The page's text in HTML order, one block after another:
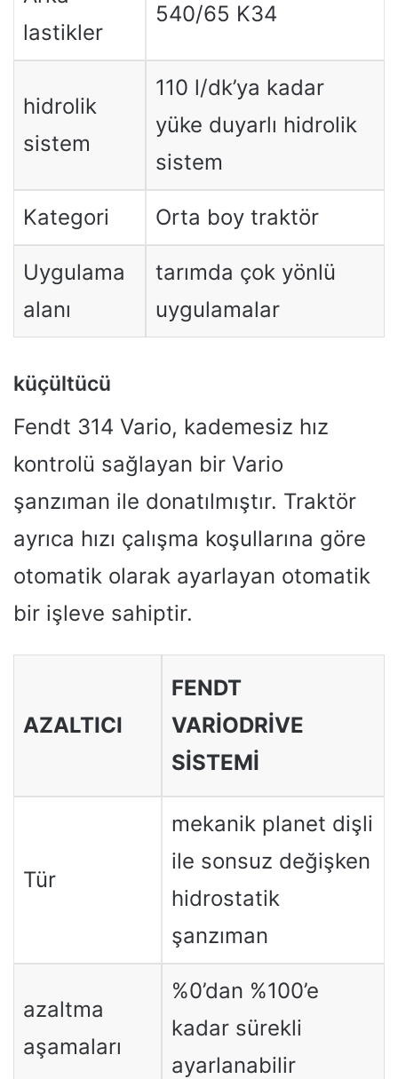
lastikler
540/65 K34
hidrolik
sistem
110 l/dk’ya kadar
yüke duyarlı hidrolik
sistem
Kategori Orta boy traktör
Uygulama
alanı
tarımda çok yönlü
uygulamalar
küçültücü
Fendt 314 Vario, kademesiz hız
kontrolü sağlayan bir Vario
şanzıman ile donatılmıştır. Traktör
ayrıca hızı çalışma koşullarına göre
otomatik olarak ayarlayan otomatik
bir işleve sahiptir.
AZALTICI
FENDT
VARIODRIVE
SISTEMI
Tür
mekanik planet dişli
ile sonsuz değişken
hidrostatik
şanzıman
azaltma
aşamaları
%0’dan %100’e
kadar sürekli
ayarlanabilir